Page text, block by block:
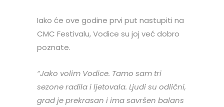
Iako će ove godine prvi put nastupiti na
CMC Festivalu, Vodice su joj već dobro
poznate.
“Jako volim Vodice. Tamo sam tri
sezone radila i ljetovala. Ljudi su odlični,
grad je prekrasan i ima savršen balans